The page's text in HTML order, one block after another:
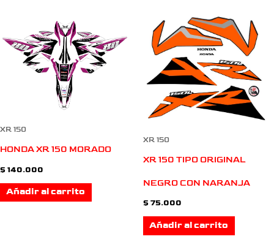
XR 150
HONDA XR 150 MORADO
$ 140.000
Añadir al carrito
XR 150
XR 150 TIPO ORIGINAL
NEGRO CON NARANJA
$ 75.000
Añadir al carrito